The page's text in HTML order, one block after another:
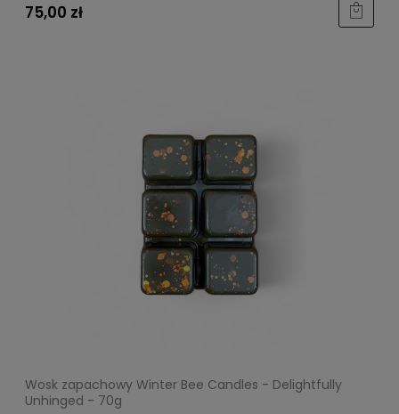
75,00 zł
Wosk zapachowy Winter Bee Candles - Delightfully
Unhinged - 70g